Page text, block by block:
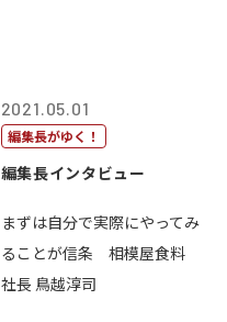
2021.05.01
編集長がゆく！
編集長インタビュー
まずは自分で実際にやってみ
ることが信条 相模屋食料
社長 鳥越淳司